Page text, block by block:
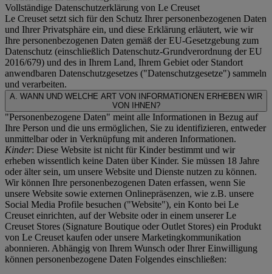
Vollständige Datenschutzerklärung von Le Creuset
Le Creuset setzt sich für den Schutz Ihrer personenbezogenen Daten
und Ihrer Privatsphäre ein, und diese Erklärung erläutert, wie wir
Ihre personenbezogenen Daten gemäß der EU-Gesetzgebung zum
Datenschutz (einschließlich Datenschutz-Grundverordnung der EU
2016/679) und des in Ihrem Land, Ihrem Gebiet oder Standort
anwendbaren Datenschutzgesetzes ("Datenschutzgesetze") sammeln
und verarbeiten.
A. WANN UND WELCHE ART VON INFORMATIONEN ERHEBEN WIR
VON IHNEN?
"Personenbezogene Daten" meint alle Informationen in Bezug auf
Ihre Person und die uns ermöglichen, Sie zu identifizieren, entweder
unmittelbar oder in Verknüpfung mit anderen Informationen.
Kinder: Diese Website ist nicht für Kinder bestimmt und wir
erheben wissentlich keine Daten über Kinder. Sie müssen 18 Jahre
oder älter sein, um unsere Website und Dienste nutzen zu können.
Wir können Ihre personenbezogenen Daten erfassen, wenn Sie
unsere Website sowie externen Onlinepräsenzen, wie z.B. unsere
Social Media Profile besuchen ("Website"), ein Konto bei Le
Creuset einrichten, auf der Website oder in einem unserer Le
Creuset Stores (Signature Boutique oder Outlet Stores) ein Produkt
von Le Creuset kaufen oder unsere Marketingkommunikation
abonnieren. Abhängig von Ihrem Wunsch oder Ihrer Einwilligung
können personenbezogene Daten Folgendes einschließen: